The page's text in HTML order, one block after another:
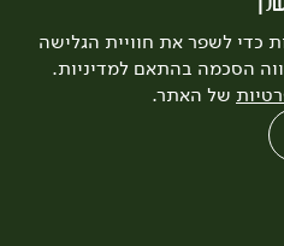
כדי לשפר את חוויית הגלישה
הסכמה בהתאם למדיניות.
של האתר.
עיצוב:3bears פיתוח:Quatro